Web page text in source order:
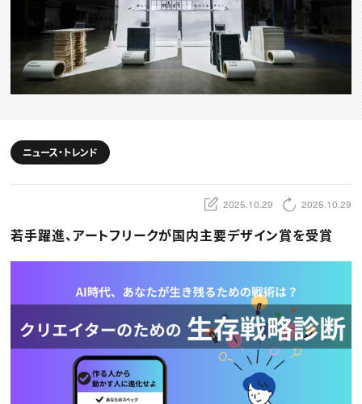
クリエイター求人を探す
CREATIVE JOB求人検索
特集求人
採用説明会
転職支援サービス
CONTENTS
スキルアップしたい！ トップ
デザイン
動画配信・映像制作
ディレクション
業界解説・キャリア事情
TOP Creator’s コラム
ゲームクリエイター
映像クリエイター
マーケッター
C＆R Magazine
映像
広告
出版
CREATIVE VILLAGEからのお知らせ
プロフェッショナル×つながる×メディア
ニュース・トレンド
2025.10.29 2025.10.29
若手躍進、アートフリークが国内主要デザイン賞を受賞